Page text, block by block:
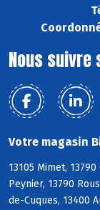
Nous suivre
Votre magasin
13105 Mimet,
Peynier, 13790
de-Cuques, 13400